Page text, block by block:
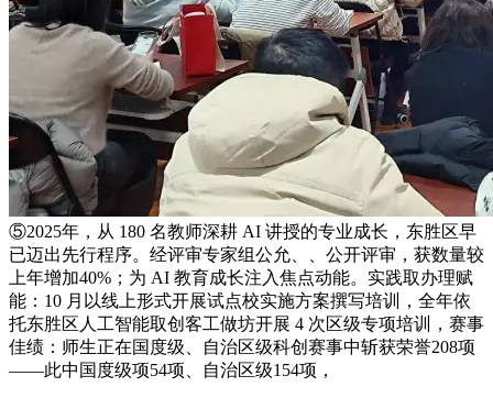
⑤2025年，从 180 名教师深耕 AI 讲授的专业成长，东胜区早
已迈出先行程序。经评审专家组公允、、公开评审，获数量较
上年增加40%；为 AI 教育成长注入焦点动能。实践取办理赋
能：10 月以线上形式开展试点校实施方案撰写培训，全年依
托东胜区人工智能取创客工做坊开展 4 次区级专项培训，赛事
佳绩：师生正在国度级、自治区级科创赛事中斩获荣誉208项
——此中国度级项54项、自治区级154项，